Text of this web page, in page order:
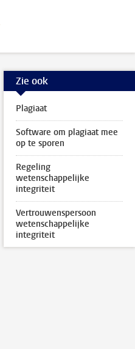
Zie ook
Plagiaat
Software om plagiaat mee
op te sporen
Regeling
wetenschappelijke
integriteit
Vertrouwenspersoon
wetenschappelijke
integriteit